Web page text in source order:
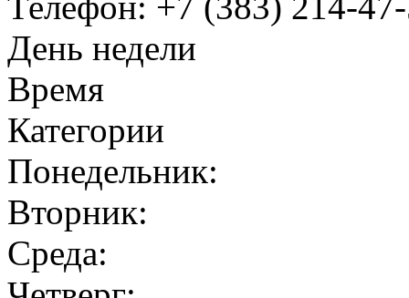
День недели
Время
Категории
Понедельник:
Вторник:
Среда: